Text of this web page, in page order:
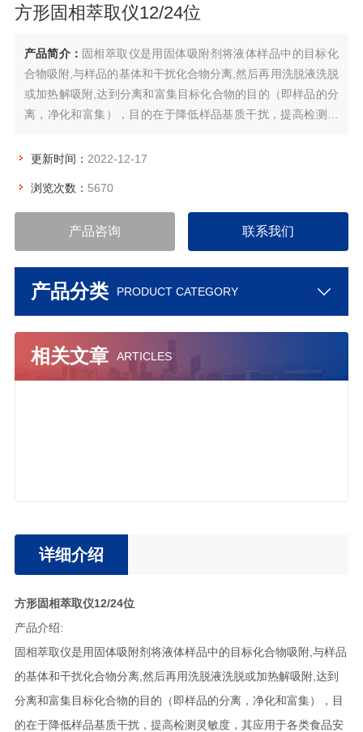
方形固相萃取仪12/24位
产品简介： 固相萃取仪是用固体吸附剂将液体样品中的目标化
合物吸附,与样品的基体和干扰化合物分离,然后再用洗脱液洗脱
或加热解吸附,达到分离和富集目标化合物的目的（即样品的分
离，净化和富集），目的在于降低样品基质干扰，提高检测灵
环境保护、商品检验、自来水及化工生产实验室。
更新时间： 2022-12-17
浏览次数： 5670
产品咨询 联系我们
产品分类 PRODUCT CATEGORY
相关文章 ARTICLES
详细介绍
方形固相萃取仪12/24位
产品介绍:
固相萃取仪是用固体吸附剂将液体样品中的目标化合物吸附,与样品
的基体和干扰化合物分离,然后再用洗脱液洗脱或加热解吸附,达到
分离和富集目标化合物的目的（即样品的分离，净化和富集），目
的在于降低样品基质干扰，提高检测灵敏度，其应用于各类食品安